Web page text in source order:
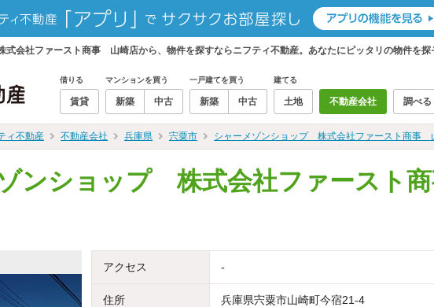
会社ファースト商事 山崎店から、物件を探すならニフティ不動産。あなたにピッタリの物件を探
借りる
賃貸
マンションを買う
新築 中古
一戸建てを買う
新築 中古
建てる
土地 不動産会社 調べる
ィ不動産 不動産会社 兵庫県 宍粟市 シャーメゾンショップ 株式会社ファースト商事
ンショップ 株式会社ファースト
アクセス -
住所 兵庫県宍粟市山崎町今宿21-4